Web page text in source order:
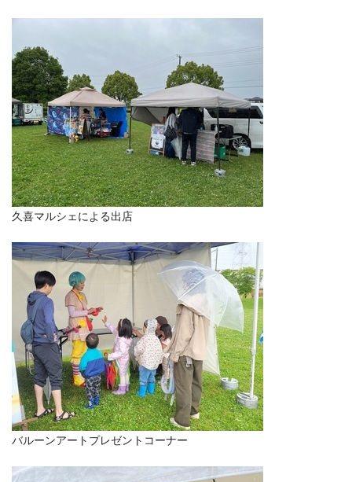
久喜マルシェによる出店
バルーンアートプレゼントコーナー